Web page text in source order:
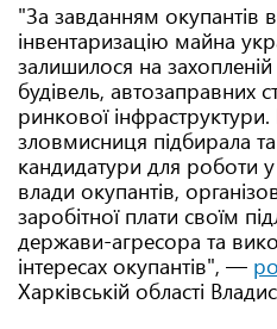
"За завданням окупантів
інвентаризацію майна
залишилося на
будівель, автозаправних
ринкової
зловмисниця підбирала
кандидатури для роботи
влади окупантів,
заробітної плати своїм
держави-агресора та
інтересах окупантів", —
Харківській області